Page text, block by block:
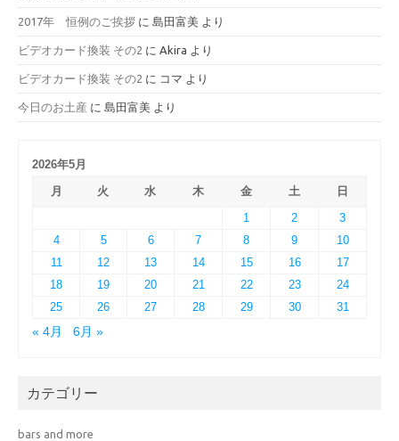
2017年 恒例のご挨拶 に 島田富美 より
ビデオカード換装 その2 に Akira より
ビデオカード換装 その2 に コマ より
今日のお土産 に 島田富美 より
2026年5月
月
火 水 木 金 土
日
1
2
3
4
5 6 7 8 9
10
11
12 13 14 15 16
17
18
19 20 21 22 23
24
25
26 27 28 29 30
31
« 4月
6月 »
カテゴリー
bars and more